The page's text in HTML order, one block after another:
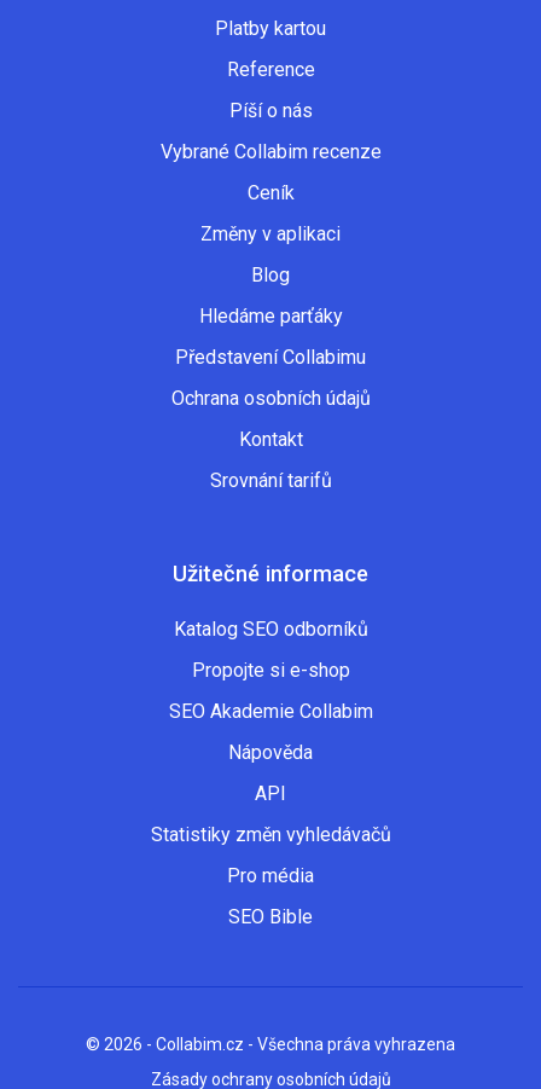
Platby kartou
Reference
Píší o nás
Vybrané Collabim recenze
Ceník
Změny v aplikaci
Blog
Hledáme parťáky
Představení Collabimu
Ochrana osobních údajů
Kontakt
Srovnání tarifů
Užitečné informace
Katalog SEO odborníků
Propojte si e-shop
SEO Akademie Collabim
Nápověda
API
Statistiky změn vyhledávačů
Pro média
SEO Bible
© 2026 - Collabim.cz - Všechna práva vyhrazena
Zásady ochrany osobních údajů